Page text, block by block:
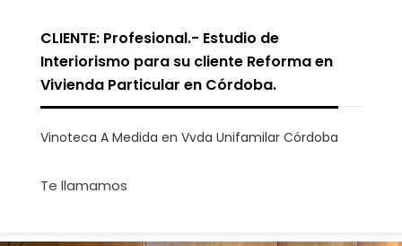
CLIENTE: Profesional.- Estudio de
Interiorismo para su cliente Reforma en
Vivienda Particular en Córdoba.
Vinoteca A Medida en Vvda Unifamilar Córdoba
Te llamamos